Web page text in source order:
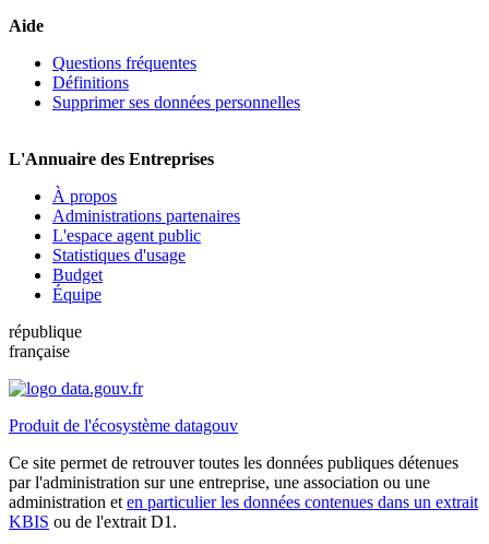
Aide
Questions fréquentes
Définitions
Supprimer ses données personnelles
L'Annuaire des Entreprises
À propos
Administrations partenaires
L'espace agent public
Statistiques d'usage
Budget
Équipe
république
française
Produit de l'écosystème datagouv
Ce site permet de retrouver toutes les données publiques détenues
par l'administration sur une entreprise, une association ou une
administration et en particulier les données contenues dans un extrait
KBIS ou de l'extrait D1.